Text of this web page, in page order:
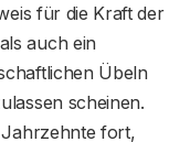
für die Kraft der
auch ein
Übeln
scheinen.
Jahrzehnte fort,